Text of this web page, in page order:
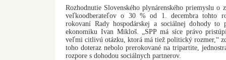
Rozhodnutie Slovenského plynárenského priemyslu o
veľkoodberateľov o 30 % od 1. decembra tohto
rokovaní Rady hospodárskej a sociálnej dohody to
ekonomiku Ivan Mikloš. „SPP má síce právo
veľmi citlivú otázku, ktorá má tiež politický rozmer,“
toho doteraz nebolo prerokované na tripartite,
rozpore s dohodou sociálnych partnerov.